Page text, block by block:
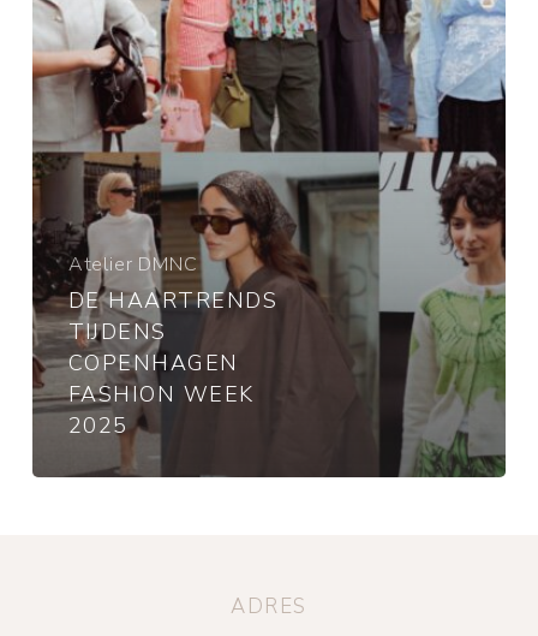
2025
Atelier DMNC
DE HAARTRENDS
TIJDENS
COPENHAGEN
FASHION WEEK
2025
ADRES